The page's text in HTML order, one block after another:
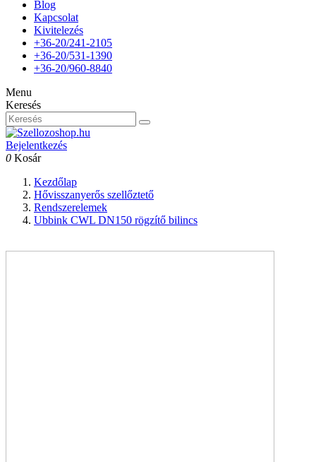
Blog
Kapcsolat
Kivitelezés
+36-20/241-2105
+36-20/531-1390
+36-20/960-8840
Menu
Keresés
Bejelentkezés
0 Kosár
Kezdőlap
Hővisszanyerős szellőztető
Rendszerelemek
Ubbink CWL DN150 rögzítő bilincs